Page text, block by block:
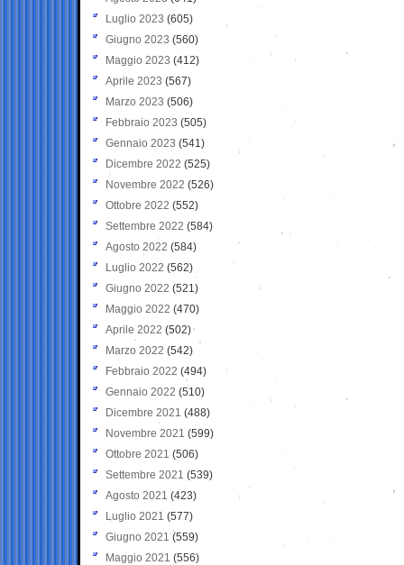
Luglio 2023 (605)
Giugno 2023 (560)
Maggio 2023 (412)
Aprile 2023 (567)
Marzo 2023 (506)
Febbraio 2023 (505)
Gennaio 2023 (541)
Dicembre 2022 (525)
Novembre 2022 (526)
Ottobre 2022 (552)
Settembre 2022 (584)
Agosto 2022 (584)
Luglio 2022 (562)
Giugno 2022 (521)
Maggio 2022 (470)
Aprile 2022 (502)
Marzo 2022 (542)
Febbraio 2022 (494)
Gennaio 2022 (510)
Dicembre 2021 (488)
Novembre 2021 (599)
Ottobre 2021 (506)
Settembre 2021 (539)
Agosto 2021 (423)
Luglio 2021 (577)
Giugno 2021(559)
Maggio 2021 (556)